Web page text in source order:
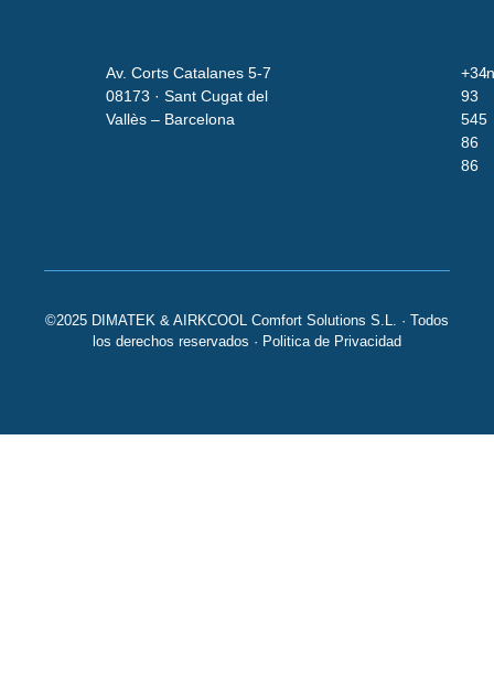
Av. Corts Catalanes 5-7
08173 · Sant Cugat del
Vallès – Barcelona
+34
93
545
86
86
©2025 DIMATEK & AIRKCOOL Comfort Solutions S.L. · Todos
los derechos reservados · Politica de Privacidad